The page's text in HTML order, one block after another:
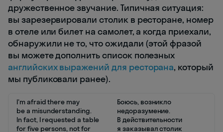
дружественное звучание. Типичная ситуация:
вы зарезервировали столик в ресторане, номер
в отеле или билет на самолет, а когда приехали,
обнаружили не то, что ожидали (этой фразой
вы можете дополнить список полезных
английских выражений для ресторана, который
мы публиковали ранее).
I'm afraid there may
be a misunderstanding.
In fact, I requested a table
for five persons, not for
Боюсь, возникло
недоразумение.
В действительности
я заказывал столик